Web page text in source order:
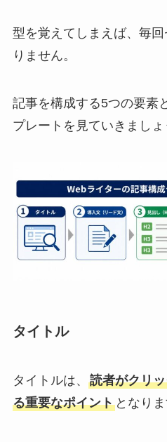
型を覚えてしまえば、毎
りません。
記事を構成する5つの要素
プレートを見ていきましょ
タイトル
タイトルは、 読者がクリ
る重要なポイントとなりま